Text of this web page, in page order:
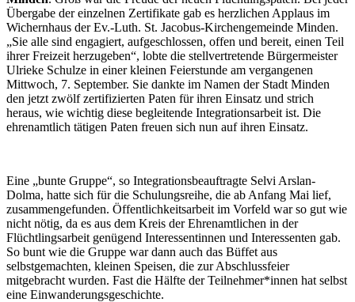
Übergabe der einzelnen Zertifikate gab es herzlichen Applaus im
Wichernhaus der Ev.-Luth. St. Jacobus-Kirchengemeinde Minden.
„Sie alle sind engagiert, aufgeschlossen, offen und bereit, einen Teil
ihrer Freizeit herzugeben“, lobte die stellvertretende Bürgermeister
Ulrieke Schulze in einer kleinen Feierstunde am vergangenen
Mittwoch, 7. September. Sie dankte im Namen der Stadt Minden
den jetzt zwölf zertifizierten Paten für ihren Einsatz und strich
heraus, wie wichtig diese begleitende Integrationsarbeit ist. Die
ehrenamtlich tätigen Paten freuen sich nun auf ihren Einsatz.
Eine „bunte Gruppe“, so Integrationsbeauftragte Selvi Arslan-
Dolma, hatte sich für die Schulungsreihe, die ab Anfang Mai lief,
zusammengefunden. Öffentlichkeitsarbeit im Vorfeld war so gut wie
nicht nötig, da es aus dem Kreis der Ehrenamtlichen in der
Flüchtlingsarbeit genügend Interessentinnen und Interessenten gab.
So bunt wie die Gruppe war dann auch das Büffet aus
selbstgemachten, kleinen Speisen, die zur Abschlussfeier
mitgebracht wurden. Fast die Hälfte der Teilnehmer*innen hat selbst
eine Einwanderungsgeschichte.